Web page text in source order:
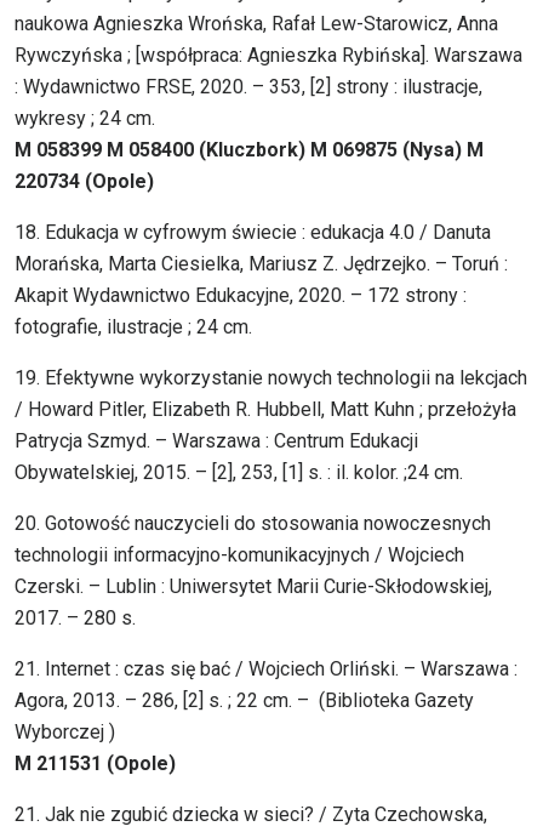
naukowa Agnieszka Wrońska, Rafał Lew-Starowicz, Anna
Rywczyńska ; [współpraca: Agnieszka Rybińska]. Warszawa
: Wydawnictwo FRSE, 2020. – 353, [2] strony : ilustracje,
wykresy ; 24 cm.
M 058399 M 058400 (Kluczbork) M 069875 (Nysa) M
220734 (Opole)
18. Edukacja w cyfrowym świecie : edukacja 4.0 / Danuta
Morańska, Marta Ciesielka, Mariusz Z. Jędrzejko. – Toruń :
Akapit Wydawnictwo Edukacyjne, 2020. – 172 strony :
fotografie, ilustracje ; 24 cm.
19. Efektywne wykorzystanie nowych technologii na lekcjach
/ Howard Pitler, Elizabeth R. Hubbell, Matt Kuhn ; przełożyła
Patrycja Szmyd. – Warszawa : Centrum Edukacji
Obywatelskiej, 2015. – [2], 253, [1] s. : il. kolor. ;24 cm.
20. Gotowość nauczycieli do stosowania nowoczesnych
technologii informacyjno-komunikacyjnych / Wojciech
Czerski. – Lublin : Uniwersytet Marii Curie-Skłodowskiej,
2017. – 280 s.
21. Internet : czas się bać / Wojciech Orliński. – Warszawa :
Agora, 2013. – 286, [2] s. ; 22 cm. – (Biblioteka Gazety
Wyborczej )
M 211531 (Opole)
21. Jak nie zgubić dziecka w sieci? / Zyta Czechowska,